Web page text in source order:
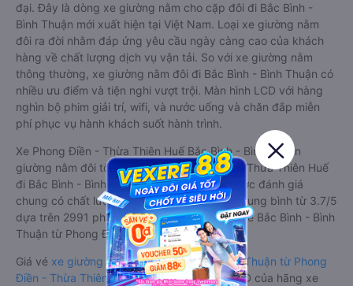
đại. Đây là dòng xe giường nằm cho cặp đôi đi Bắc Bình -
Bình Thuận mới xuất hiện tại Việt Nam. Loại xe giường nằm
đôi ra đời nhằm đáp ứng yêu cầu ngày càng cao của khách
hàng về chất lượng dịch vụ vận tải. So với xe giường nằm
thông thường, xe giường nằm đôi đi Bắc Bình - Bình Thuận có
nhiều ưu điểm và tiện nghi vượt trội. Màn hình LCD với hàng
nghìn bộ phim giải trí, wifi, và nước uống và chăn đắp miễn
phí phục vụ hành khách suốt hành trình.
Xe Phong Điền - Thừa Thiên Huế Bắc Bình - Bình Thuận
giường nằm đôi tốt nhất: Xe từ Phong Điền - Thừa Thiên Huế
đi Bắc Bình - Bình Thuận giường nằm đôi được đánh giá
chung có chất lượng Tốt với điểm đánh giá trung bình từ 3.7/5
dựa trên 2991 phản hồi của hành khách Xe về Bắc Bình - Bình
Thuận từ Phong Điền - Thừa Thiên Huế.
Giá vé xe giường nằm đôi đi Bắc Bình - Bình Thuận từ Phong
Điền - Thừa Thiên Huếrẻ nhất là 700000VND của hãng xe